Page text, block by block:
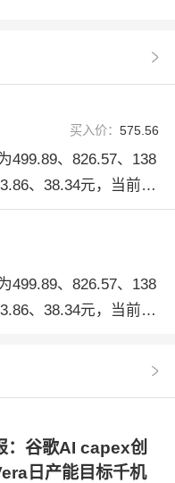
买入价：575.56
499.89、826.57、138
、38.34元，当前股
公司客户和产品结构
先厂商，公司盈利能
资评级。
499.89、826.57、138
、38.34元，当前股
先厂商，公司盈利能
：谷歌AI capex创
日产能目标千机